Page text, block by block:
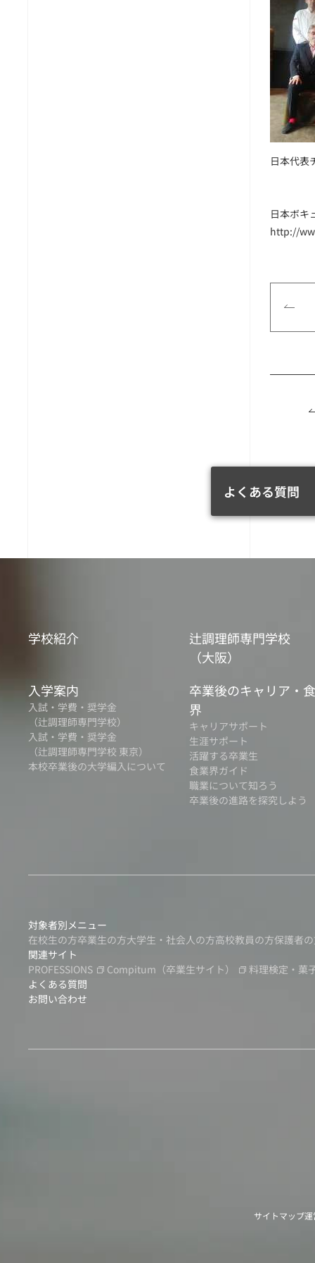
日本代表
日本ボキ
http://
よくある質問
学校紹介
辻調理師専門学校
（大阪）
入学案内
入試・学費・奨学金
（辻調理師専門学校）
入試・学費・奨学金
（辻調理師専門学校 東京）
本校卒業後の大学編入について
卒業後のキャリア・
界
キャリアサポート
生涯サポート
活躍する卒業生
食業界ガイド
職業について知ろう
卒業後の進路を探究しよう
対象者別メニュー
在校生の方卒業生の方大学生・社会人の方高校教員の方保護者
関連サイト
PROFESSIONS
Compitum （卒業生サイト）
料理検定・菓
よくある質問
お問い合わせ
サイトマップ運